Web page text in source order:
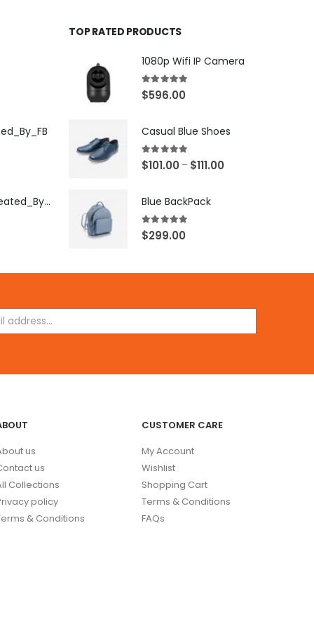
[X503248Z]_Created_By_FB
TOP RATED PRODUCTS
1080p Wifi IP Camera
5.00out of 5
$596.00
Casual Blue Shoes
5.00 out of 5
$101.00 – $111.00
Blue BackPack
5.00out of 5
$299.00
us
us
Collections
policy
& Conditions
CUSTOMER CARE
My Account
Wishlist
Shopping Cart
Terms & Conditions
FAQs